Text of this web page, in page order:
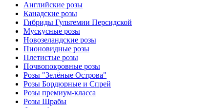
Английские розы
Канадские розы
Гибриды Гультемии Персидской
Мускусные розы
Новозеландские розы
Пионовидные розы
Плетистые розы
Почвопокровные розы
Розы "Зелёные Острова"
Розы Бордюрные и Спрей
Розы премиум-класса
Розы Шрабы